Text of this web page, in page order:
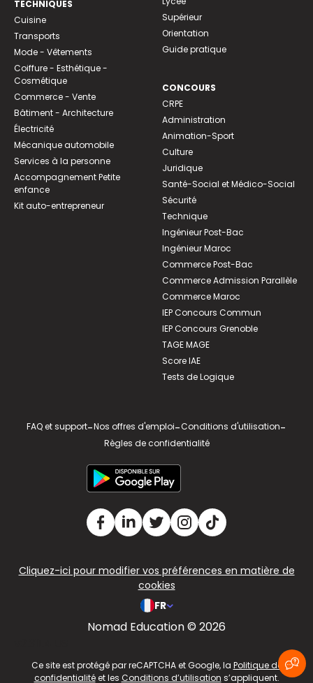
TECHNIQUES
Cuisine
Transports
Mode - Vêtements
Coiffure - Esthétique -
Cosmétique
Commerce - Vente
Bâtiment - Architecture
Électricité
Mécanique automobile
Services à la personne
Accompagnement Petite
enfance
Kit auto-entrepreneur
Supérieur
Orientation
Guide pratique
CONCOURS
CRPE
Administration
Animation-Sport
Culture
Juridique
Santé-Social et Médico-Social
Sécurité
Technique
Ingénieur Post-Bac
Ingénieur Maroc
Commerce Post-Bac
Commerce Admission Parallèle
Commerce Maroc
IEP Concours Commun
IEP Concours Grenoble
TAGE MAGE
Score IAE
Tests de Logique
FAQ et support-Nos offres d'emploi-Conditions d'utilisation-
Règles de confidentialité
Cliquez-ici pour modifier vos préférences en matière de
cookies
FR
Nomad Education © 2026
Ce site est protégé par reCAPTCHA et Google, la Politique de
confidentialitéet les Conditions d’utilisation s’appliquent.